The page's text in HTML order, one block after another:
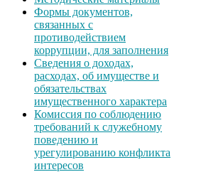
Формы документов,
связанных с
противодействием
коррупции, для заполнения
Сведения о доходах,
расходах, об имуществе и
обязательствах
имущественного характера
Комиссия по соблюдению
требований к служебному
поведению и
урегулированию конфликта
интересов